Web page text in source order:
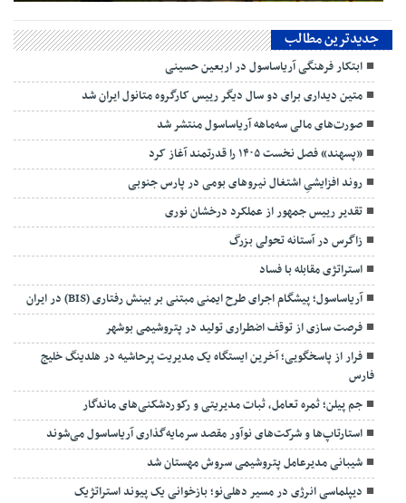
جدیدترین مطالب
ابتکار فرهنگی آریاساسول در اربعین حسینی
متین دیداری برای دو سال دیگر رییس کارگروه متانول ایران شد
صورت‌های مالی سه‌ماهه آریاساسول منتشر شد
«پسهند» فصل نخست ۱۴۰۵ را قدرتمند آغاز کرد
روند افزایشیِ اشتغال نیروهای بومی در پارس جنوبی
تقدیر رییس جمهور از عملکرد درخشان نوری
زاگرس در آستانه تحولی بزرگ
استراتژی مقابله با فساد
آریاساسول؛ پیشگام اجرای طرح ایمنی مبتنی بر بینش رفتاری (BIS) در ایران
فرصت سازی از توقف اضطراری تولید در پتروشیمی بوشهر
فرار از پاسخگویی؛ آخرین ایستگاه یک مدیریت پرحاشیه در هلدینگ خلیج
فارس
جم پیلن؛ ثمره تعامل، ثبات مدیریتی و رکوردشکنی‌های ماندگار
استارتاپ‌ها و شرکت‌های نوآور مقصد سرما‌یه‌گذاری آریاساسول می‌شوند
شیبانی مدیرعامل پتروشیمی سروش مهستان شد
دیپلماسی انرژی در مسیر دهلی‌نو؛ بازخوانی یک پیوند استراتژیک